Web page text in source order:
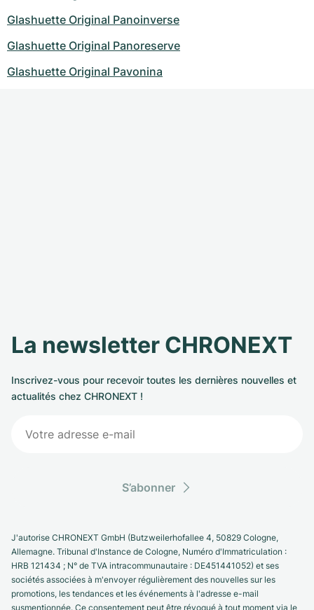
Glashuette Original Panoinverse
Glashuette Original Panoreserve
Glashuette Original Pavonina
La newsletter CHRONEXT
Inscrivez-vous pour recevoir toutes les dernières nouvelles et
actualités chez CHRONEXT !
S’abonner
J'autorise CHRONEXT GmbH (Butzweilerhofallee 4, 50829 Cologne,
Allemagne. Tribunal d'Instance de Cologne, Numéro d'Immatriculation :
HRB 121434 ; N° de TVA intracommunautaire : DE451441052) et ses
sociétés associées à m'envoyer régulièrement des nouvelles sur les
promotions, les tendances et les événements à l'adresse e-mail
susmentionnée. Ce consentement peut être révoqué à tout moment via le